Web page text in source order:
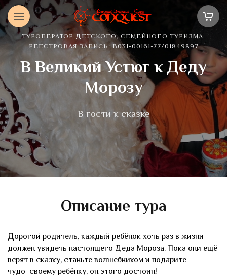
ТУРОПЕРАТОР ДЕТСКОГО, СЕМЕЙНОГО ТУРИЗМА.
РЕЕСТРОВАЯ ЗАПИСЬ: В031-00161-77/01849897
В Великий Устюг к Деду
Морозу
В гости к сказке
Описание тура
Дорогой родитель, каждый ребёнок хоть раз в жизни
должен увидеть настоящего Деда Мороза. Пока они ещё
верят в сказку, станьте волшебником и подарите
чудо своему ребёнку, он этого достоин!